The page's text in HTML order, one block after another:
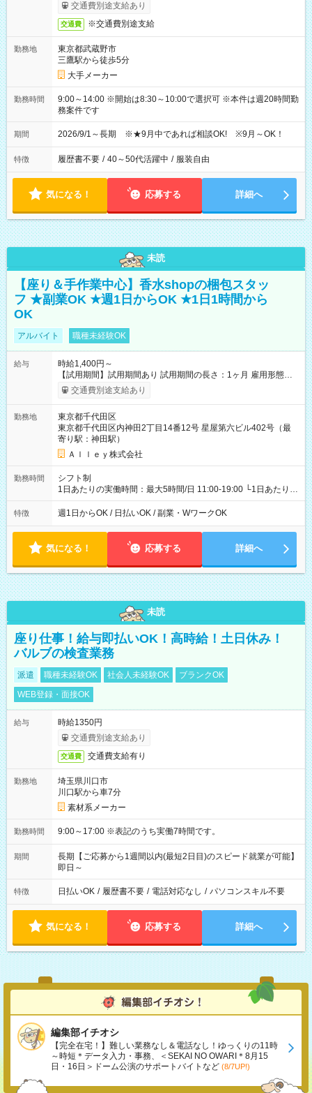
交通費別途支給あり
交通費 ※交通費別途支給
勤務地
東京都武蔵野市
三鷹駅から徒歩5分
大手メーカー
勤務時間
9:00～14:00 ※開始は8:30～10:00で選択可 ※本件は週20時間勤
務案件です
期間 2026/9/1～長期 ※★9月中であれば相談OK! ※9月～OK！
特徴 履歴書不要 / 40～50代活躍中 / 服装自由
気になる！ 応募する 詳細へ
未読
【座り＆手作業中心】香水shopの梱包スタッ
フ ★副業OK ★週1日からOK ★1日1時間から
OK
アルバイト 職種未経験OK
給与
時給1,400円～
【試用期間】試用期間あり 試用期間の長さ：1ヶ月 雇用形態、
給与は本採用時と同じです。
交通費別途支給あり
勤務地
東京都千代田区
東京都千代田区内神田2丁目14番12号 星屋第六ビル402号（最
寄り駅：神田駅）
Ａｌｌｅｙ株式会社
勤務時間
シフト制
1日あたりの実働時間：最大5時間/日 11:00-19:00 └1日あたりの
実働時間：1-5時間 └上記の時間帯内であれば、いつでも勤務可
能！ └平日・土曜日の中で、お好きな曜日でご勤務いただけま
18:00 などのように、自由な働き方が可能なお仕事です！
特徴 週1日からOK / 日払いOK / 副業・WワークOK
気になる！ 応募する 詳細へ
未読
座り仕事！給与即払いOK！高時給！土日休み！
バルブの検査業務
派遣 職種未経験OK 社会人未経験OK
ブランクOK
WEB登録・面接OK
給与
時給1350円
交通費別途支給あり
交通費 交通費支給有り
勤務地
埼玉県川口市
川口駅から車7分
素材系メーカー
勤務時間 9:00～17:00 ※表記のうち実働7時間です。
期間
長期【ご応募から1週間以内(最短2日目)のスピード就業が可能】
即日～
特徴 日払いOK / 履歴書不要 / 電話対応なし / パソコンスキル不要
気になる！ 応募する 詳細へ
編集部イチオシ
【完全在宅！】難しい業務なし＆電話なし！ゆっくりの11時
～時短＊データ入力・事務、＜SEKAI NO OWARI＊8月15
日・16日＞ドーム公演のサポートバイトなど (8/7UP!)